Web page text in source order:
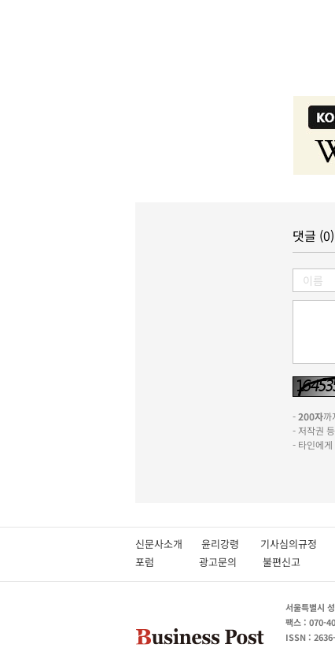
댓글 (0)
-200자
- 저작권
- 타인에
신문사소개 윤리강령 기사심의규정
포럼
광고문의 불편신고
서울특별시
팩스 : 070-
ISSN :